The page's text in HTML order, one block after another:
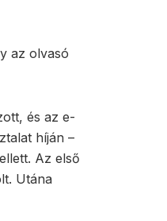
az olvasó
és az e-
híján –
Az első
Utána